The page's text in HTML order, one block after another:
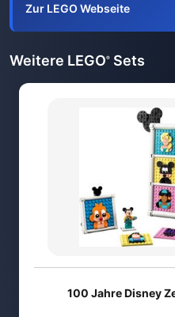
Zur LEGO Webseite
Weitere LEGO® Sets
100 Jahre Disney